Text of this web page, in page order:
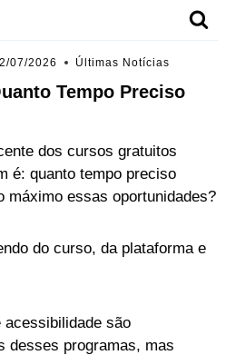
07/2026 Últimas Notícias
Tempo Preciso
dos cursos gratuitos
é: quanto tempo preciso
máximo essas oportunidades?
do curso, da plataforma e
acessibilidade são
desses programas, mas